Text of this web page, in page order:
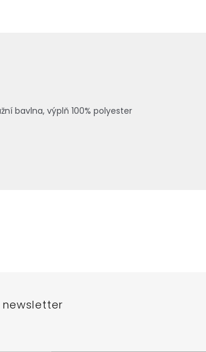
bavlna, výplň 100% polyester